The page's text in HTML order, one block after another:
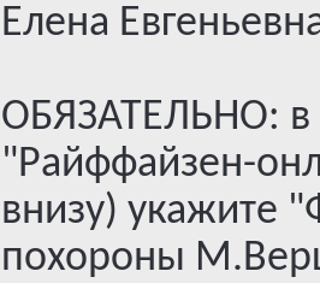
Елена
ОБЯЗАТЕЛЬНО: в
"Райффайзен-
внизу) укажите
похороны